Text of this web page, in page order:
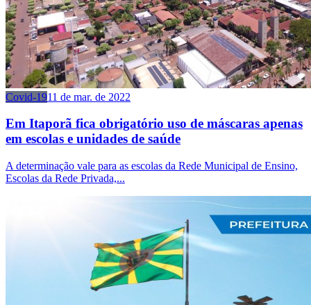
Covid-1911 de mar. de 2022
Em Itaporã fica obrigatório uso de máscaras apenas
em escolas e unidades de saúde
A determinação vale para as escolas da Rede Municipal de Ensino,
Escolas da Rede Privada,...